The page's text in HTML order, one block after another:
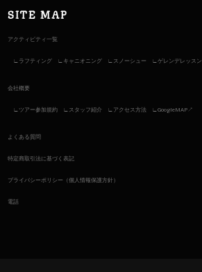
SITE MAP
アクティビティ一覧
ラフティング キャニオニング スノーシュー ゲレンデレッスン
会社概要
ツアー参加規約 スタッフ紹介 アクセス方法 GoogleMAP↗︎
よくある質問
特定商取引法に基づく表記
プライバシーポリシー（個人情報保護方針）
電話